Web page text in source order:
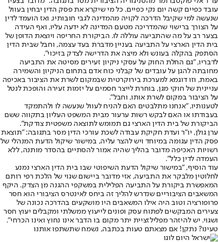
עובד כפיים קשה יום נקי כפיים. כל מי שיקרא את פסק הדין יבחין בעוול
שנעשה למי שקיבל הדרכה לקויה מהמדינה לגבי חובותיו, ואז הועמד לדין
על הצורך ברישוי שהמדריכה מטעם המדינה לא ידעה עליו, ואף העידה
בצער רב על מה שהתביעה עוללה לו. הביקורת החריפה ויוצאת הדופן של
בית הדין הארצי על התביעה בעניין מדברת בעד עצמה, וחבל שבית הדין
הסתפק בהקלה בעונש ולא מיצה את הדרישה לצדק בזיכוי".
לדבריו, "גם החלת החוק על עסקי ניקיון זעירים מסיטה את התביעה
מחובתה להגן על עובדים של קבלני כוח אדם בתחום הניקיון והשמירה
באמת, וזו דוגמא למערכת בירוקרטית שבמקום לשרת את הציבור באכיפה
עניינית של חוקי מגן, בוחרת לייצר חסמים על יזמות זעירה והופכת לנטל
על הציבור במקום לשרת אותו, וחבל".
לטענותיו, "אנחנו מתלבטים האם להניח לעוול שנעשה לו ולהתמקד
בעבודתו או האם לבקש רשות ערעור מבית המשפט העליון בתקווה ששם
הביקורת של בית הדין הארצי גם תמומש לתוצאה משפטית צודקת".
ערן גולן, יו"ר ועדת חקיקת עבודה לשכת עורכי הדין מסר בתגובה: "תוצאת
פסק הדין עגומה במיוחד ויש להצר עליה, במישור שיקול הדעת המנהלי של
רשויות האכיפה מדובר בהליך שהיה אמור להסתיים בהסדר מותנה, ללא
העמדה לדין כלל".
עוד הוסיף, "במישור שיקול הדעת השיפוטי שבו בית הדין הארצי נמנע
לחלוטין מלבקר את התביעה, אזי מדובר ביישום שגוי של הלכת רפי רותם
המאפשרת ביקורת על התביעה הפלילית במשקפי ההגנה מן הצדק. היקף
המשאבים הציבוריים שנדרש להליך זה ביחס לאינטרס הציבורי הוא חסר
פרופורציה וטוב היה אילו המשאבים היו מושקעים בהדרכה נכונה של
צעירים המבקשים לפתוח עסק ופונים לייעוץ ממשלתי ומקבלים יעוץ חסר
ושגוי. יש להיזהר מפלילזציית יתר מקום בו הדבר אינו נחוץ ואינו הכרחי".
טעינו? נתקן! אם מצאתם טעות בכתבה, נשמח שתשתפו אותנו